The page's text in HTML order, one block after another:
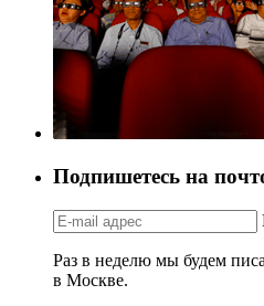
Подпишетесь на
Раз в неделю мы будем
в Москве.